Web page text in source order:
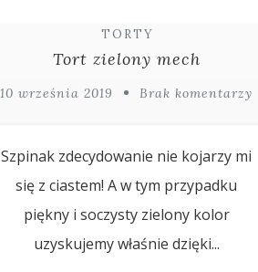
TORTY
Tort zielony mech
10 września 2019 Brak komentarzy
Szpinak zdecydowanie nie kojarzy mi
się z ciastem! A w tym przypadku
piękny i soczysty zielony kolor
uzyskujemy właśnie dzięki...